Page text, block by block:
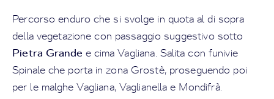
Percorso enduro che si svolge in quota al di sopra
della vegetazione con passaggio suggestivo sotto
Pietra Grande e cima Vagliana. Salita con funivie
Spinale che porta in zona Grostè, proseguendo poi
per le malghe Vagliana, Vaglianella e Mondifrà.